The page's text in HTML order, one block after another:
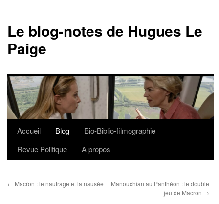
Le blog-notes de Hugues Le
Paige
Aller
Accueil Blog
Bio-Biblio-filmographie
Revue Politique
A propos
← Macron : le naufrage et la nausée
Manouchian au Panthéon : le double
jeu de Macron →